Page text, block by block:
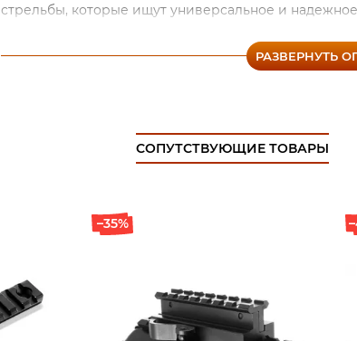
РАЗВЕРНУТЬ
стрельбы, которые ищут универсальное и
и комфортом в использовании своего
Weaver. Мы предлагаем доставку товара не только
более подробную информацию, получить ответы
СОПУТСТВУЮЩИЕ ТОВАРЫ
–35%